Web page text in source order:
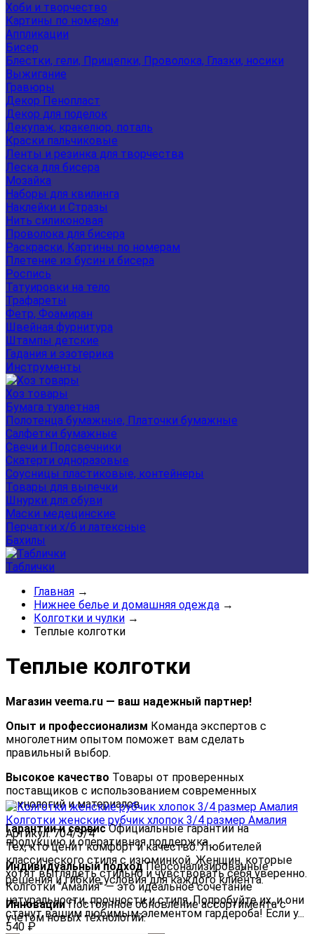
Хоби и творчество
Картины по номерам
Аппликации
Бисер
Блестки, гели, Прищепки, Проволока, Глазки, носики
Выжигание
Гравюры
Декор Пенопласт
Декор для поделок
Декупаж, кракелюр, поталь
Краски пальчиковые
Ленты и резинка для творчества
Леска для бисера
Мозайка
Наборы для квилинга
Наклейки и Стразы
Нить силиконовая
Проволока для бисера
Раскраски, Картины по номерам
Плетение из бусин и бисера
Роспись
Татуировки на тело
Трафареты
Фетр, Фоамиран
Швейная фурнитура
Штампы детские
Гадания и эзотерика
Инструменты
Хоз товары
Бумага туалетная
Полотенца бумажные, Платочки бумажные
Салфетки бумажные
Свечи и Подсвечники
Скатерти одноразовые
Соусницы пластиковые, контейнеры
Товары для выпечки
Шнурки для обуви
Маски медецинские
Перчатки х/б и латексные
Бахилы
Таблички
Главная →
Нижнее белье и домашняя одежда →
Колготки и чулки →
Теплые колготки
Теплые колготки
Магазин veema.ru — ваш надежный партнер!
Опыт и профессионализм Команда экспертов с
многолетним опытом поможет вам сделать
правильный выбор.
Высокое качество Товары от проверенных
поставщиков с использованием современных
технологий и материалов.
Гарантии и сервисОфициальные гарантии на
продукцию и оперативная поддержка.
Индивидуальный подходПерсонализированные
решения и гибкие условия для каждого клиента.
ИнновацииПостоянное обновление ассортимента с
учетом новых технологий.
Колготки женские рубчик хлопок 3/4 размер Амалия
Артикул: 704/3/4
Тех, кто ценит комфорт и качество. Любителей
классического стиля с изюминкой. Женщин, которые
хотят выглядеть стильно и чувствовать себя уверенно.
Колготки "Амалия" — это идеальное сочетание
натуральности, прочности и стиля. Попробуйте их, и они
станут вашим любимым элементом гардероба! Если у...
540 ₽